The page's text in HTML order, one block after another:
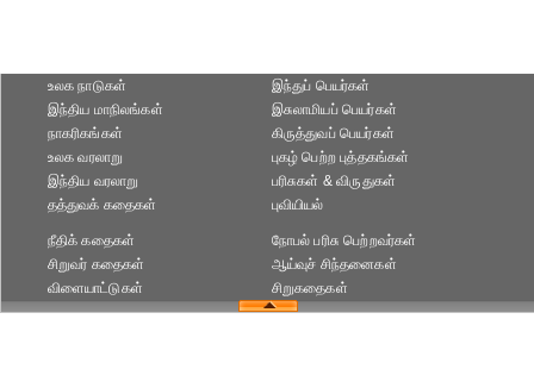
உலக நாடுகள்
இந்திய மாநிலங்கள்
நாகரிகங்கள்
இந்துப் பெயர்கள்
இசுலாமியப் பெயர்கள்
கிருத்துவப் பெயர்கள்
உலக வரலாறு
இந்திய வரலாறு
தத்துவக் கதைகள்
புகழ் பெற்ற புத்தகங்கள்
பரிசுகள் & விருதுகள்
புவியியல்
நீதிக் கதைகள்
சிறுவர் கதைகள்
விளையாட்டுகள்
நோபல் பரிசு‎ பெற்றவர்‎கள்
ஆய்வுச் சிந்தனைகள்
சிறுகதைகள்